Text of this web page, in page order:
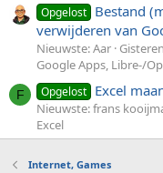
Opgelost Bestand
verwijderen van
Nieuwste: Aar
Google Apps, Libre-/
F Opgelost Excel
Nieuwste: frans
Excel
Internet, Games